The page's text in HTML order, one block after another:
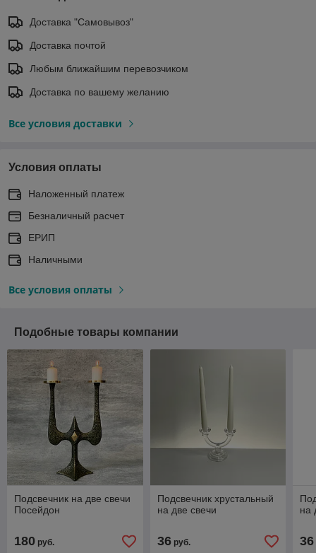
Доставка "Самовывоз"
Доставка почтой
Любым ближайшим перевозчиком
Доставка по вашему желанию
Все условия доставки
Условия оплаты
Наложенный платеж
Безналичный расчет
ЕРИП
Наличными
Все условия оплаты
Подобные товары компании
Подсвечник на две свечи
Посейдон
180 руб.
Подсвечник хрустальный
на две свечи
36руб.
на
36